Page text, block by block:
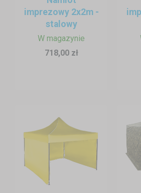
Nawet mniej wprawne osoby są w
paru minut, a dzięki odpowiedniemu
dachu nad głową.
Przechowywanie
imprezowy 2x2m -
stalowy
W magazynie
718,00 zł